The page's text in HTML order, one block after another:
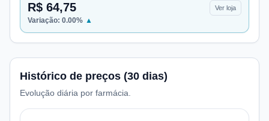
R$ 64,75 Ver loja
Variação: 0.00% ▲
Histórico de preços (30 dias)
Evolução diária por farmácia.